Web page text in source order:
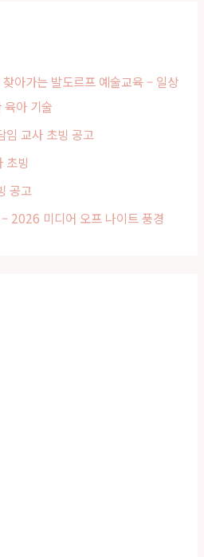
아가는 발도르프 예술교육 – 일상
육아 기술
임 교사 초빙 공고
초빙
공고
2026 미디어 오프 나이트 풍경